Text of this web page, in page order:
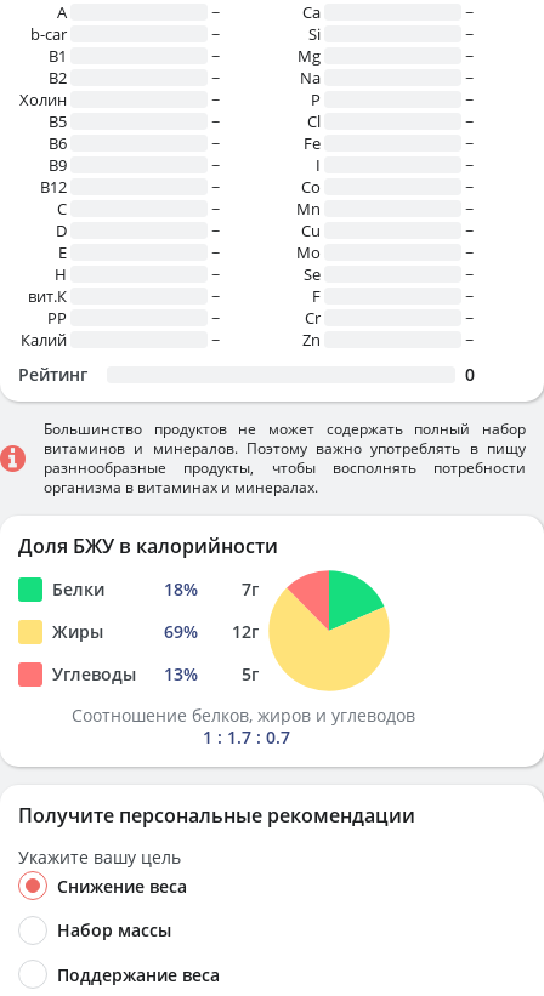
A
~
b-car
~
В1
~
B2
~
Холин
~
B5
~
B6
~
B9
~
B12
~
C
~
D
~
E
~
H
~
вит.К
~
PP
~
Калий
~
Ca
~
Si
~
Mg
~
Na
~
P
~
Cl
~
Fe
~
I
~
Co
~
Mn
~
Cu
~
Mo
~
Se
~
F
~
Cr
~
Zn
~
Рейтинг 0
Большинство продуктов не может содержать полный набор
витаминов и минералов. Поэтому важно употреблять в пищу
разннообразные продукты, чтобы восполнять потребности
организма в витаминах и минералах.
Доля БЖУ в калорийности
Белки 18% 7г
Жиры
69% 12г
Углеводы
13% 5г
Соотношение белков, жиров и углеводов
1 : 1.7 : 0.7
Получите персональные рекомендации
Укажите вашу цель
Снижение веса
Набор массы
Поддержание веса